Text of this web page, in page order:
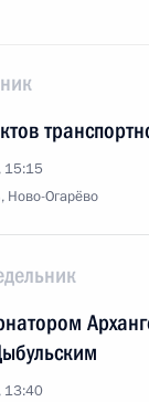
15:15
Ново-Огарёво
13:40